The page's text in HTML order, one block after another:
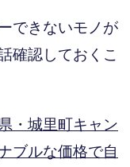
できないモノが
確認しておくこ
・城里町キャン
ブルな価格で自